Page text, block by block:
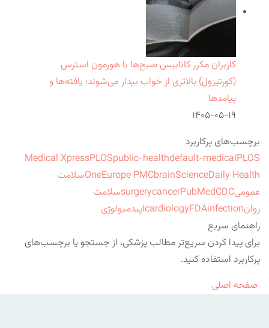
کاربران مکرر کانابیس صبح‌ها با هورمون استرس
(کورتیزول) بالاتری از خواب بیدار می‌شوند؛ یافته‌ها و
پیامدها
۱۴۰۵-۰۵-۱۹
برچسب‌های پرکاربرد
Medical XpressPLOSpublic-healthdefault-medicalPLOS
OneEurope PMCbrainScienceDaily Health
سلامت
عمومی
surgerycancerPubMedCDC
سلامت
روان
cardiologyFDAinfection
اپیدمیولوژی
راهنمای سریع
برای پیدا کردن سریع‌تر مطالب پزشکی، از جستجو یا برچسب‌های
پرکاربرد استفاده کنید.
صفحه اصلی